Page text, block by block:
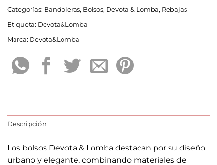
Categorías: Bandoleras, Bolsos, Devota & Lomba, Rebajas
Etiqueta: Devota&Lomba
Marca: Devota&Lomba
Descripción
Los bolsos Devota & Lomba destacan por su diseño
urbano y elegante, combinando materiales de